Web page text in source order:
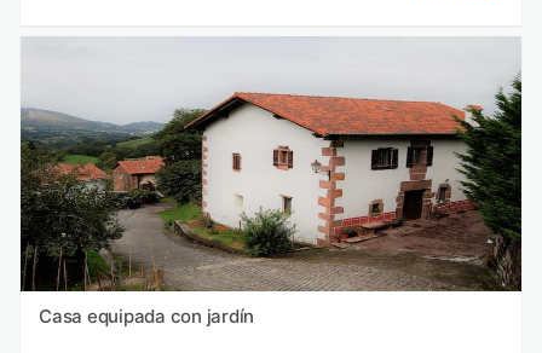
Casa equipada con jardín